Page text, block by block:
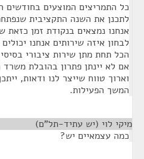
כל התמריצים המוצעים בחודשים
לתכנן את השנה התקציבית
אנחנו נמצאים בנקודת זמן כזאת
לבחון איזה שירותים אנחנו
הכל תחת מתן שירות ציבורי
אם לא יינתן פתרון בהובלת
וארוך טווח שייצר לנו ודאות,
המשך הפעילות.
מיקי לוי (יש עתיד-תל"ם)
כמה עצמאיים יש?